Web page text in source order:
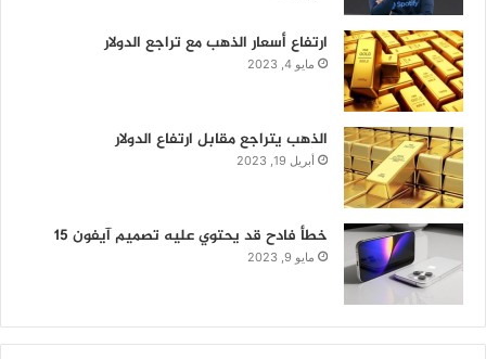
ارتفاع أسعار الذهب مع تراجع الدولار
مايو 4, 2023
الذهب يتراجع مقابل ارتفاع الدولار
أبريل 19, 2023
خطأ فادح قد يحتوي عليه تصميم آيفون 15
مايو 9, 2023